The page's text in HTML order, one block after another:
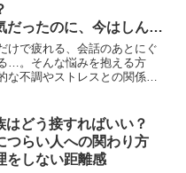
だったのに、今はしんど
るあなたへ
けで疲れる、会話のあとにぐ
…。そんな悩みを抱える方
な不調やストレスとの関係を
はどう接すればいい？
つらい人への関わり方
をしない距離感